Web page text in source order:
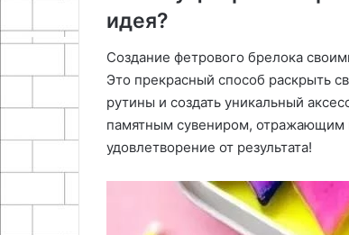
идея?
Создание фетрового брелока
Это прекрасный способ раскрыть
рутины и создать уникальный
памятным сувениром, отражающим
удовлетворение от результата!